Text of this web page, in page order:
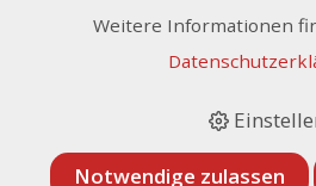
Weitere Informationen
Notwendige zulassen